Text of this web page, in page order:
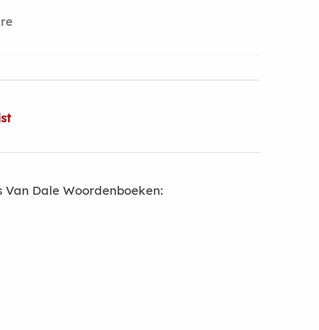
Dale Woordenboeken: